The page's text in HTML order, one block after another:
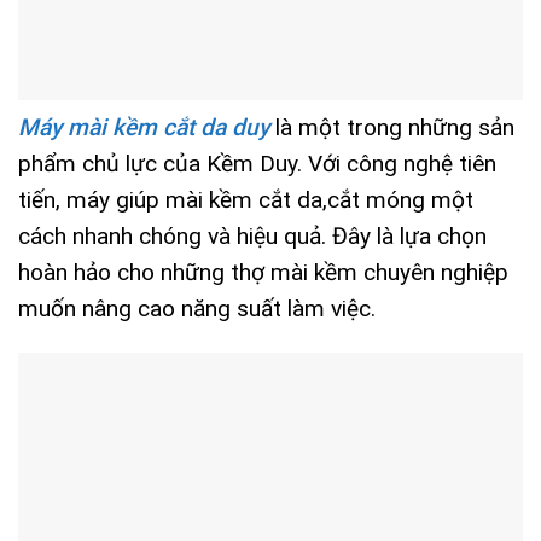
Máy mài kềm cắt da duylà một trong những sản
phẩm chủ lực của Kềm Duy. Với công nghệ tiên
tiến, máy giúp mài kềm cắt da,cắt móng một
cách nhanh chóng và hiệu quả. Đây là lựa chọn
hoàn hảo cho những thợ mài kềm chuyên nghiệp
muốn nâng cao năng suất làm việc.